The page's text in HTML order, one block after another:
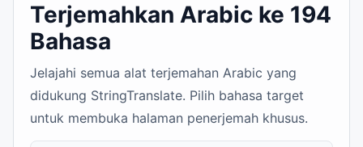
Terjemahkan Arabic ke 194
Bahasa
Jelajahi semua alat terjemahan Arabic yang
didukung StringTranslate. Pilih bahasa target
untuk membuka halaman penerjemah khusus.